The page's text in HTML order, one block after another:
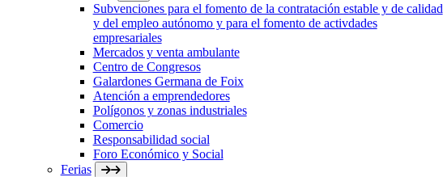
Subvenciones para el fomento de la contratación estable y de calidad
y del empleo autónomo y para el fomento de activdades
empresariales
Mercados y venta ambulante
Centro de Congresos
Galardones Germana de Foix
Atención a emprendedores
Polígonos y zonas industriales
Comercio
Responsabilidad social
Foro Económico y Social
Ferias